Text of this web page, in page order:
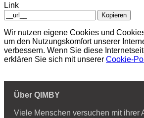
Link
Kopieren
Wir nutzen eigene Cookies und
um den Nutzungskomfort unserer
verbessern. Wenn Sie diese
erklären Sie sich mit unserer Cookie-
Über QIMBY
Viele Menschen versuchen mit ihrer